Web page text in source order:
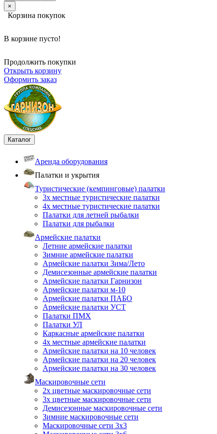
×
Корзина покупок
В корзине пусто!
Продолжить покупки
Открыть корзину
Оформить заказ
Каталог
Аренда оборудования
Палатки и укрытия
Туристические (кемпинговые) палатки
3х местные туристические палатки
4х местные туристические палатки
Палатки для летней рыбалки
Палатки для рыбалки
Армейские палатки
Летние армейские палатки
Зимние армейские палатки
Армейские палатки Зима/Лето
Демисезонные армейские палатки
Армейские палатки Гарнизон
Армейские палатки м-10
Армейские палатки ПАБО
Армейские палатки УСТ
Палатки ПМХ
Палатки УЛ
Каркасные армейские палатки
4х местные армейские палатки
Армейские палатки на 10 человек
Армейские палатки на 20 человек
Армейские палатки на 30 человек
Маскировочные сети
2х цветные маскировочные сети
3х цветные маскировочные сети
Демисезонные маскировочные сети
Зимние маскировочные сети
Маскировочные сети 3х3